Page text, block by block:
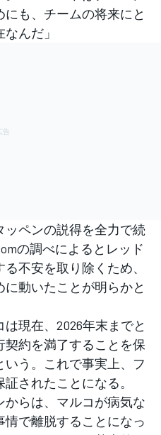
も、チームの将来にと
んだ」
ペンの説得を全力で続
の調べによるとレッド
不安を取り除くため、
動いたことが明らかと
現在、2026年末までと
約を満了することを保
う。これで事実上、フ
されたことになる。
らは、マルコが病気な
情で離脱することになっ